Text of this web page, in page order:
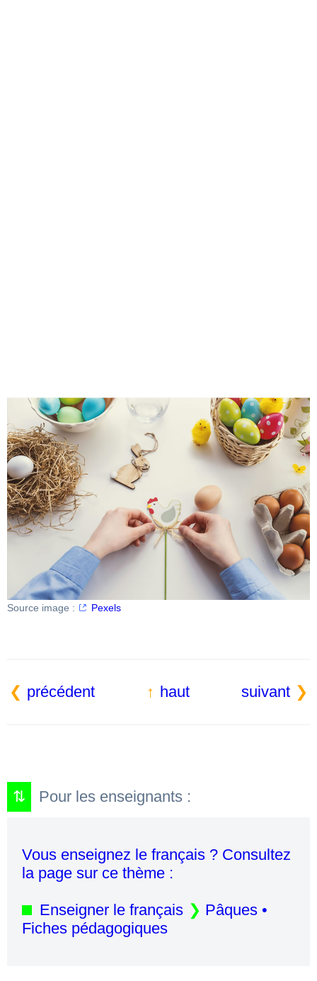
Source image : Pexels
précédent haut suivant
Pour les enseignants :
Vous enseignez le français ? Consultez
la page sur ce thème :
Enseigner le français
Pâques •
Fiches pédagogiques